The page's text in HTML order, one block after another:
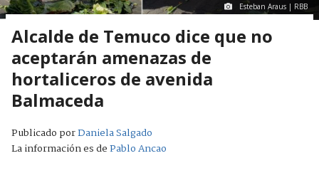
Esteban Araus | RBB
Alcalde de Temuco dice que no
aceptarán amenazas de
hortaliceros de avenida
Balmaceda
Publicado porDaniela Salgado
La información es dePablo Ancao